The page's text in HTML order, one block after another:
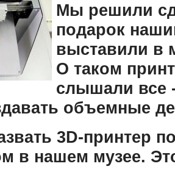
Мы решили
подарок
выставили в
О таком
слышали все
объемные
3D-принтер
в нашем музее.